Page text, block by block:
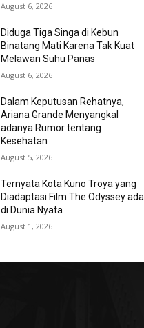
August 6, 2026
Diduga Tiga Singa di Kebun
Binatang Mati Karena Tak Kuat
Melawan Suhu Panas
August 6, 2026
Dalam Keputusan Rehatnya,
Ariana Grande Menyangkal
adanya Rumor tentang
Kesehatan
August 5, 2026
Ternyata Kota Kuno Troya yang
Diadaptasi Film The Odyssey ada
di Dunia Nyata
August 1, 2026